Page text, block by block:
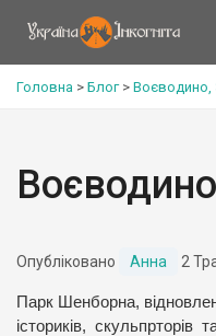
Головна > Блог> Воєводино,
Опубліковано Анна 2
Парк Шенборна,
істориків, скульпрторів